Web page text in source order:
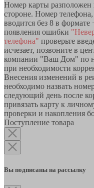
Номер карты
стороне. Номер
вводится без 8 в
появления ошибки
телефона" проверьте
исчезает, позвоните в
компании "Ваш Дом" по
при необходимости
Внесения изменений в
необходимо назвать
следующий день после
привязать карту к
проверки и накопления
Поступление товара
Вы подписаны на рассылку